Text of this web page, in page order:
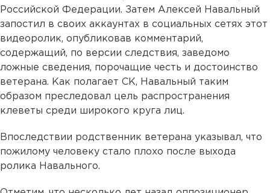
Российской Федерации. Затем Алексей Навальный
запостил в своих аккаунтах в социальных сетях этот
видеоролик, опубликовав комментарий,
содержащий, по версии следствия, заведомо
ложные сведения, порочащие честь и достоинство
ветерана. Как полагает СК, Навальный таким
образом преследовал цель распространения
клеветы среди широкого круга лиц.
Впоследствии родственник ветерана указывал, что
пожилому человеку стало плохо после выхода
ролика Навального.